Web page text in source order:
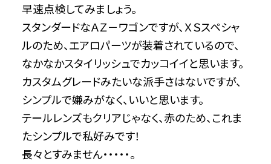
早速点検してみましょう。
スタンダードなＡＺ－ワゴンですが、ＸＳスペシャ
ルのため、エアロパーツが装着されているので、
なかなかスタイリッシュでカッコイイと思います。
カスタムグレードみたいな派手さはないですが、
シンプルで嫌みがなく、いいと思います。
テールレンズもクリアじゃなく、赤のため、これま
たシンプルで私好みです！
長々とすみません・・・・・。